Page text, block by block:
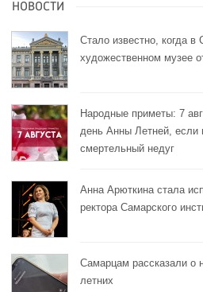
НОВОСТИ
Стало известно, когда
художественном музее
Народные приметы: 7
день Анны Летней, если
смертельный недуг
Анна Арюткина стала
ректора Самарского
Самарцам рассказали о
летних